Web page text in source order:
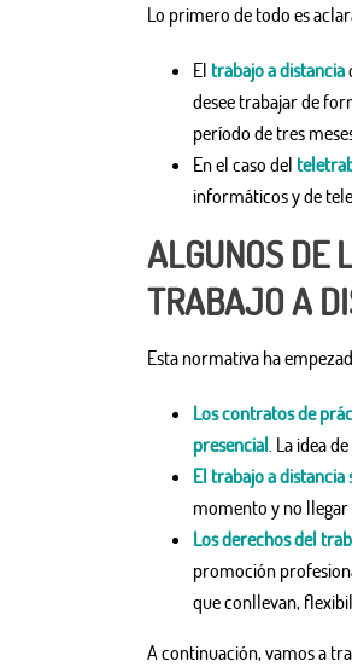
Lo primero de todo es
El trabajo a distancia
desee trabajar de
período de tres
En el caso del
informáticos y de
ALGUNOS DE
TRABAJO A
Esta normativa ha
Los contratos de
presencial. La idea
El trabajo a
momento y no llegar
Los derechos del
promoción
que conllevan,
A continuación, vamos a